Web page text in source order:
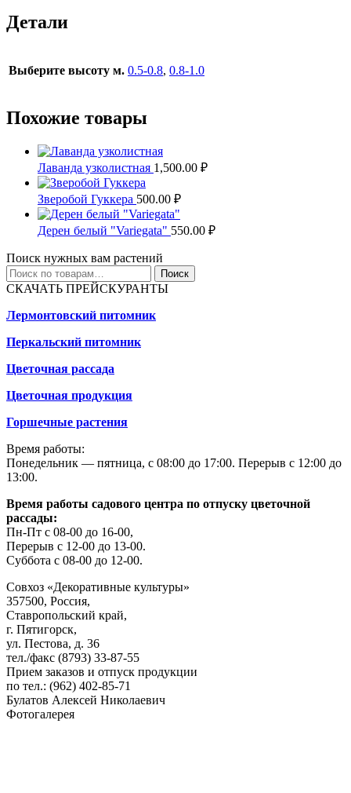
Детали
Выберите высоту м. 0.5-0.8, 0.8-1.0
Похожие товары
Лаванда узколистная 1,500.00 ₽
Зверобой Гуккера 500.00 ₽
Дерен белый "Variegata" 550.00 ₽
Поиск нужных вам растений
Искать:
Поиск
СКАЧАТЬ ПРЕЙСКУРАНТЫ
Лермонтовский питомник
Перкальский питомник
Цветочная рассада
Цветочная продукция
Горшечные растения
Время работы:
Понедельник — пятница, с 08:00 до 17:00. Перерыв с 12:00 до
13:00.
Время работы садового центра по отпуску цветочной
рассады:
Пн-Пт с 08-00 до 16-00,
Перерыв с 12-00 до 13-00.
Суббота с 08-00 до 12-00.
Совхоз «Декоративные культуры»
357500, Россия,
Ставропольский край,
г. Пятигорск,
ул. Пестова, д. 36
тел./факс (8793) 33-87-55
Прием заказов и отпуск продукции
по тел.: (962) 402-85-71
Булатов Алексей Николаевич
Фотогалерея